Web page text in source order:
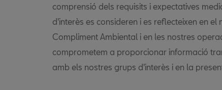
comprensió dels requisits i expectatives
d'interès es consideren i es reflecteixen en el
Compliment Ambiental i en les nostres
comprometem a proporcionar informació
amb els nostres grups d'interès i en la